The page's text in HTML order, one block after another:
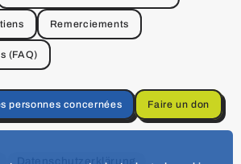
Remerciements
(FAQ)
personnes concernées Faire un don
Datenschutzerklärung